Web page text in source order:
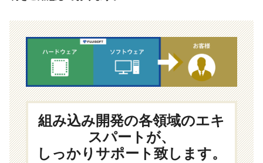
組み込み開発の各領域のエキ
スパートが、
しっかりサポート致します。